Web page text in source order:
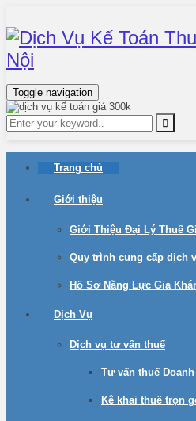
Toggle navigation
Trang chủ
Giới thiệu
Giới Thiệu Đại Lý Thuế
Quy trình cung cấp dịch
Hồ Sơ Năng Lực Gia
Dịch Vụ
Dịch vụ tư vấn thuế
Tư vấn thuế
Kê khai thuế trọn